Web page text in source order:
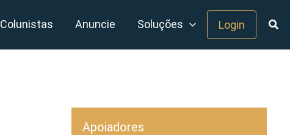
Colunistas Anuncie Soluções Login
Apoiadores